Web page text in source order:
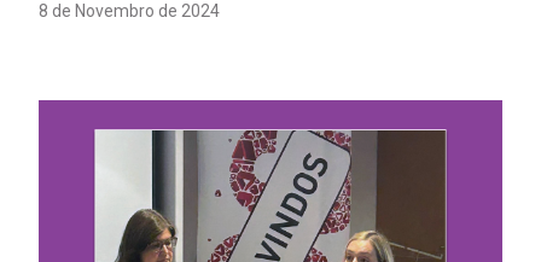
8 de Novembro de 2024